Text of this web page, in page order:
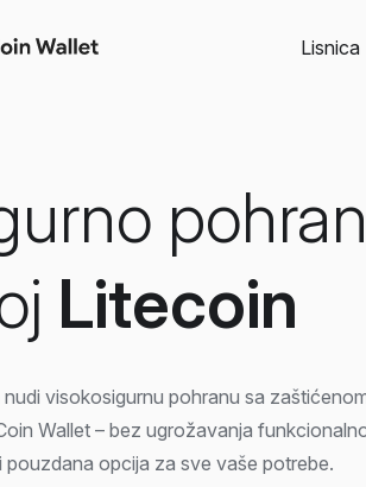
Lisnica
Litecoin
visokosigurnu pohranu sa
Wallet – bez ugrožavanja
pouzdana opcija za sve vaše potrebe.